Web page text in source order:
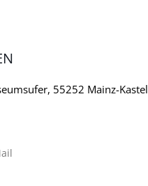
55252 Mainz-Kastel